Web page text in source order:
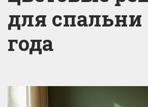
для спальни
года